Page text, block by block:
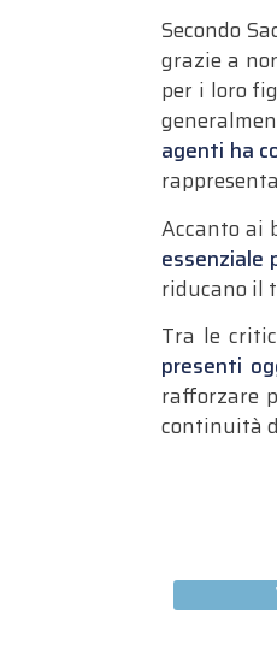
Secondo
grazie a
per i loro
agenti ha
Accanto ai
essenziale
riducano il
Tra le
presenti
rafforzare
continuità